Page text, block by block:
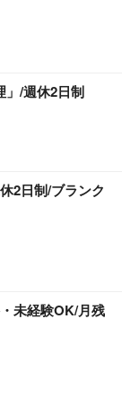
」/週休2日制
2日制/ブランク
未経験OK/月残